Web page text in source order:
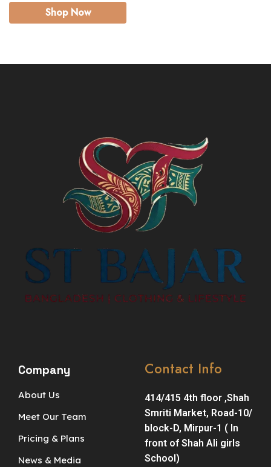
Shop Now
Company
About Us
Meet Our Team
Pricing & Plans
News & Media
Contact Info
414/415 4th floor ,Shah
Smriti Market, Road-10/
block-D, Mirpur-1 ( In
front of Shah Ali girls
School)